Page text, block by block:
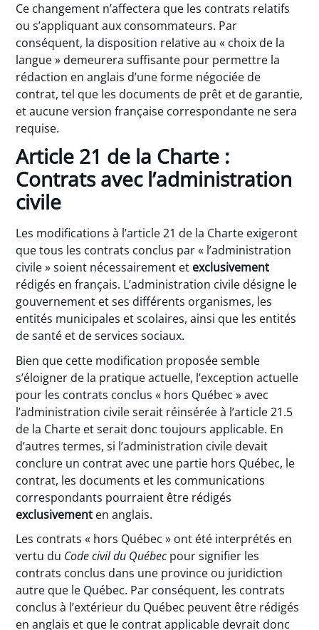
Ce changement n’affectera que les contrats relatifs
ou s’appliquant aux consommateurs. Par
conséquent, la disposition relative au « choix de la
langue » demeurera suffisante pour permettre la
rédaction en anglais d’une forme négociée de
contrat, tel que les documents de prêt et de garantie,
et aucune version française correspondante ne sera
requise.
Article 21 de la Charte :
Contrats avec l’administration
civile
Les modifications à l’article 21 de la Charte exigeront
que tous les contrats conclus par « l’administration
civile » soient nécessairement et exclusivement
rédigés en français. L’administration civile désigne le
gouvernement et ses différents organismes, les
entités municipales et scolaires, ainsi que les entités
de santé et de services sociaux.
Bien que cette modification proposée semble
s’éloigner de la pratique actuelle, l’exception actuelle
pour les contrats conclus « hors Québec » avec
l’administration civile serait réinsérée à l’article 21.5
de la Charte et serait donc toujours applicable. En
d’autres termes, si l’administration civile devait
conclure un contrat avec une partie hors Québec, le
contrat, les documents et les communications
correspondants pourraient être rédigés
exclusivement en anglais.
Les contrats « hors Québec » ont été interprétés en
vertu du Code civil du Québecpour signifier les
contrats conclus dans une province ou juridiction
autre que le Québec. Par conséquent, les contrats
conclus à l’extérieur du Québec peuvent être rédigés
en anglais et que le contrat applicable devrait donc